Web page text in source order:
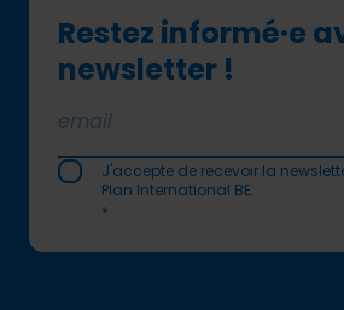
Restez informé·e
newsletter !
J'accepte de recevoir la
Plan International BE.
*